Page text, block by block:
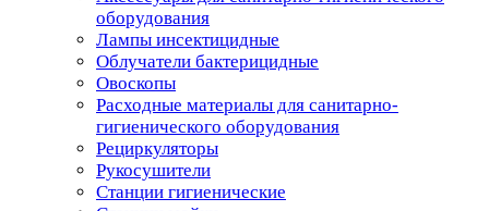
оборудования
Лампы инсектицидные
Облучатели бактерицидные
Овоскопы
Расходные материалы для санитарно-
гигиенического оборудования
Рециркуляторы
Рукосушители
Станции гигиенические